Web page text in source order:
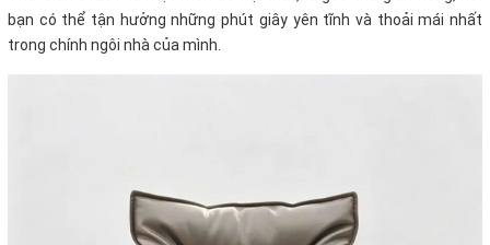
bạn có thể tận hưởng những phút giây yên tĩnh và thoải mái nhất
trong chính ngôi nhà của mình.